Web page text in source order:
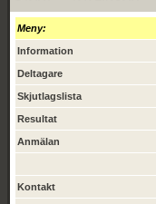
Meny:
Information
Deltagare
Skjutlagslista
Resultat
Anmälan
Kontakt